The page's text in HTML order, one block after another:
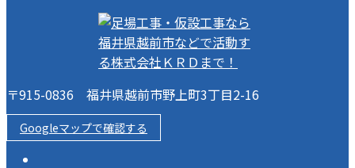
〒915-0836 福井県越前市野上町3丁目2-16
Googleマップで確認する